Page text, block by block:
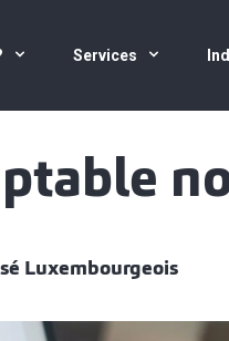
Services
Luxembourgeois